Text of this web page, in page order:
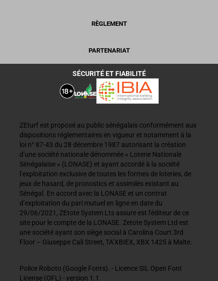
RÈGLEMENT
PARTENARIAT
SÉCURITÉ ET FIABILITÉ
ZEturf est proposé au public sénégalais conformément aux
dispositions réglementaires en vigueur et notamment à la
loi n° 87-43 du 28 décembre 1987 autorisant la création
d’une société nationale dénommée « Loterie Nationale
Sénégalaise » (LONASE) et ayant accordé à la société
l’exploitation exclusive de toutes les formes de loteries, de
jeux de hasard, de pronostics et assimilés existant au
Sénégal. En accord avec la LONASE et un contrat
d’exploitation du pari mutuel en ligne en date du
29/06/2021, ZEtote System Lts assure est l'éditeur de ce
site pour le compte de la LONASE. Zetote System Ltd est
une société ayant son siège social à Carolina Court 3rd
Floor – Giuseppe Cali Street, TA’XBIEX, XBX 1425 à Malte.
Police Roboto (Google Fonts). - Licence SIL Open Font
License (OFL) - version 1.1